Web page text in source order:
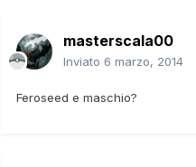
masterscala00
Inviato 6 marzo, 2014
Feroseed e maschio?